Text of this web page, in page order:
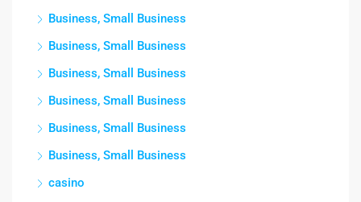
Business, Small Business
Business, Small Business
Business, Small Business
Business, Small Business
Business, Small Business
Business, Small Business
casino